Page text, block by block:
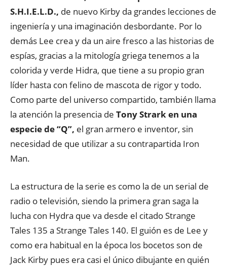
S.H.I.E.L.D., de nuevo Kirby da grandes lecciones de
ingeniería y una imaginación desbordante. Por lo
demás Lee crea y da un aire fresco a las historias de
espías, gracias a la mitología griega tenemos a la
colorida y verde Hidra, que tiene a su propio gran
líder hasta con felino de mascota de rigor y todo.
Como parte del universo compartido, también llama
la atención la presencia de Tony Strark en una
especie de “Q”, el gran armero e inventor, sin
necesidad de que utilizar a su contrapartida Iron
Man.
La estructura de la serie es como la de un serial de
radio o televisión, siendo la primera gran saga la
lucha con Hydra que va desde el citado Strange
Tales 135 a Strange Tales 140. El guión es de Lee y
como era habitual en la época los bocetos son de
Jack Kirby pues era casi el único dibujante en quién